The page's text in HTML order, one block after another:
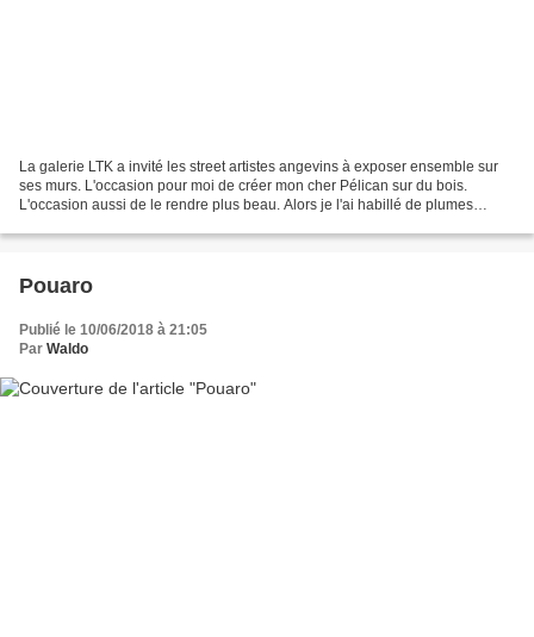
La galerie LTK a invité les street artistes angevins à exposer ensemble sur
ses murs. L'occasion pour moi de créer mon cher Pélican sur du bois.
L'occasion aussi de le rendre plus beau. Alors je l'ai habillé de plumes
Pouaro
Publié le 10/06/2018 à 21:05
Par Waldo